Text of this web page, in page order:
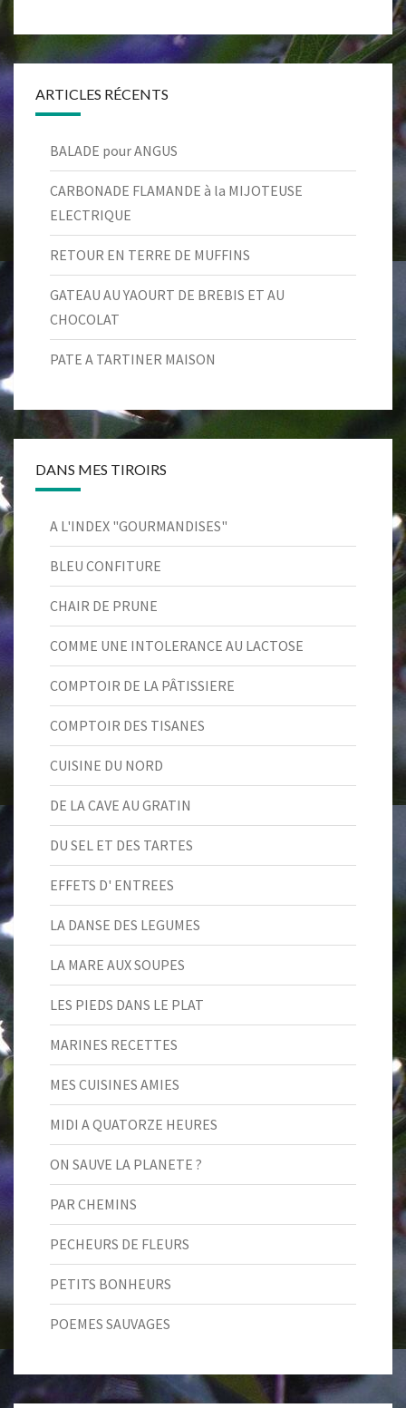
ARTICLES RÉCENTS
BALADE pour ANGUS
CARBONADE FLAMANDE à la MIJOTEUSE
ELECTRIQUE
RETOUR EN TERRE DE MUFFINS
GATEAU AU YAOURT DE BREBIS ET AU
CHOCOLAT
PATE A TARTINER MAISON
DANS MES TIROIRS
A L'INDEX "GOURMANDISES"
BLEU CONFITURE
CHAIR DE PRUNE
COMME UNE INTOLERANCE AU LACTOSE
COMPTOIR DE LA PÂTISSIERE
COMPTOIR DES TISANES
CUISINE DU NORD
DE LA CAVE AU GRATIN
DU SEL ET DES TARTES
EFFETS D' ENTREES
LA DANSE DES LEGUMES
LA MARE AUX SOUPES
LES PIEDS DANS LE PLAT
MARINES RECETTES
MES CUISINES AMIES
MIDI A QUATORZE HEURES
ON SAUVE LA PLANETE ?
PAR CHEMINS
PECHEURS DE FLEURS
PETITS BONHEURS
POEMES SAUVAGES